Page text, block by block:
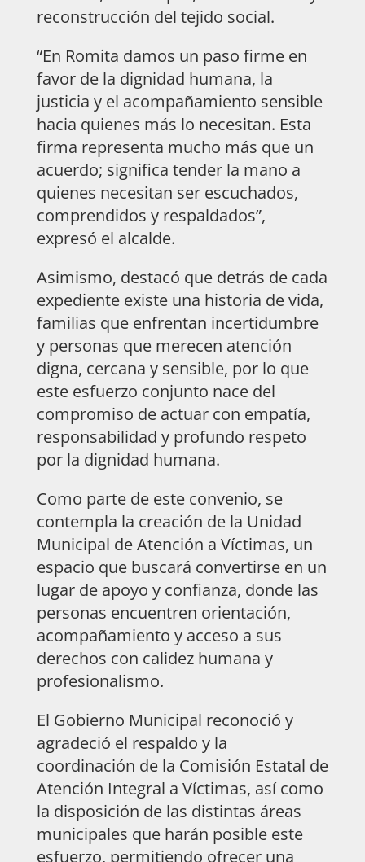
reconstrucción del tejido social.
“En Romita damos un paso firme en
favor de la dignidad humana, la
justicia y el acompañamiento sensible
hacia quienes más lo necesitan. Esta
firma representa mucho más que un
acuerdo; significa tender la mano a
quienes necesitan ser escuchados,
comprendidos y respaldados”,
expresó el alcalde.
Asimismo, destacó que detrás de cada
expediente existe una historia de vida,
familias que enfrentan incertidumbre
y personas que merecen atención
digna, cercana y sensible, por lo que
este esfuerzo conjunto nace del
compromiso de actuar con empatía,
responsabilidad y profundo respeto
por la dignidad humana.
Como parte de este convenio, se
contempla la creación de la Unidad
Municipal de Atención a Víctimas, un
espacio que buscará convertirse en un
lugar de apoyo y confianza, donde las
personas encuentren orientación,
acompañamiento y acceso a sus
derechos con calidez humana y
profesionalismo.
El Gobierno Municipal reconoció y
agradeció el respaldo y la
coordinación de la Comisión Estatal de
Atención Integral a Víctimas, así como
la disposición de las distintas áreas
municipales que harán posible este
esfuerzo, permitiendo ofrecer una